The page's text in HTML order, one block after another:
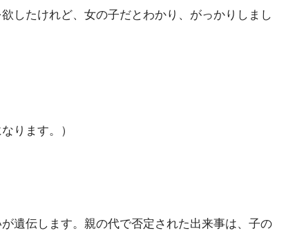
したけれど、女の子だとわかり、がっかりしまし
ります。）
遺伝します。親の代で否定された出来事は、子の